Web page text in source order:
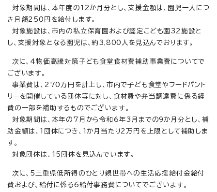
対象期間は、本年度の12か月分とし、支援金額は、園児一人につ
き月額250円を給付します。
対象施設は、市内の私立保育園および認定こども園32施設と
し、支援対象となる園児は、約3,800人を見込んでおります。
次に、4物価高騰対策子ども食堂食材費補助事業費についてで
ございます。
事業費は、270万円を計上し、市内で子ども食堂やフードパント
リーを開催している団体等に対し、食材費や弁当調達費に係る経
費の一部を補助するものでございます。
対象期間は、本年の7月から令和6年3月までの9か月分とし、補
助金額は、1団体につき、1か月当たり2万円を上限として補助しま
す。
対象団体は、15団体を見込んでいます。
次に、5三重県低所得のひとり親世帯への生活応援給付金給付
費および、給付に係る6給付事務費についてでございます。